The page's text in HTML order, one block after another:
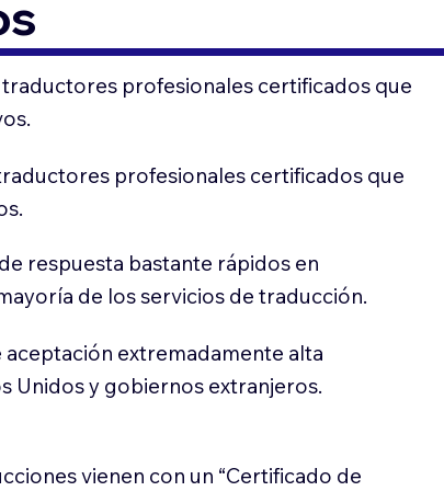
profesionales certificados que
profesionales certificados que
respuesta bastante rápidos en
de los servicios de traducción.
aceptación extremadamente alta
Unidos y gobiernos extranjeros.
vienen con un “Certificado de